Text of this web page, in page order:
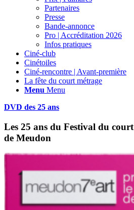
Partenaires
Presse
Bande-annonce
Pro | Accréditation 2026
Infos pratiques
Ciné-club
Cinétoiles
Ciné-rencontre | Avant-première
La fête du court métrage
Menu Menu
DVD des 25 ans
Les 25 ans du Festival du
de Meudon